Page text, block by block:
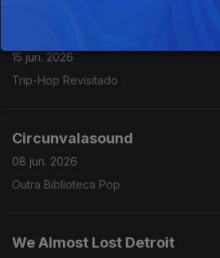
15 jun. 2026
Trip-Hop Revisitado
Circunvalasound
08 jun. 2026
Outra Biblioteca Pop
We Almost Lost Detroit